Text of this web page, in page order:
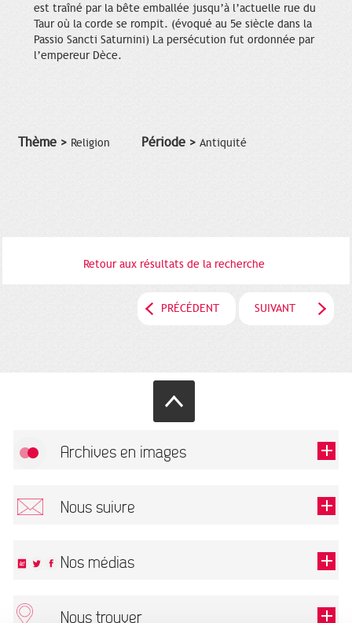
est traîné par la bête emballée jusqu’à l’actuelle rue du
Taur où la corde se rompit. (évoqué au 5e siècle dans la
Passio Sancti Saturnini) La persécution fut ordonnée par
l’empereur Dèce.
Thème > Religion Période > Antiquité
Retour aux résultats de la recherche
PRÉCÉDENT SUIVANT
Archives en images
Nous suivre
Ce champ est exigé.
Nos médias
Nous trouver